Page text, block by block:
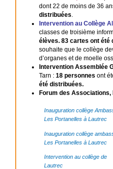
dont 22 de moins de 36
distribuées.
Intervention au Collège
classes de troisième
élèves. 83 cartes ont été
souhaite que le collège
d’organes et de moelle
Intervention Assemblée
Tarn : 18 personnes ont
été distribuées.
Forum des
Inauguration collège
Les Portanelles à Lautrec
Inauguration collège
Les Portanelles à Lautrec
Intervention au collège de
Lautrec